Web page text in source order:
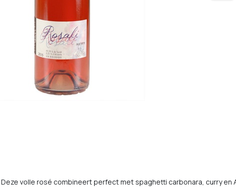
Deze volle rosé combineert perfect met spaghetti carbonara, curry en